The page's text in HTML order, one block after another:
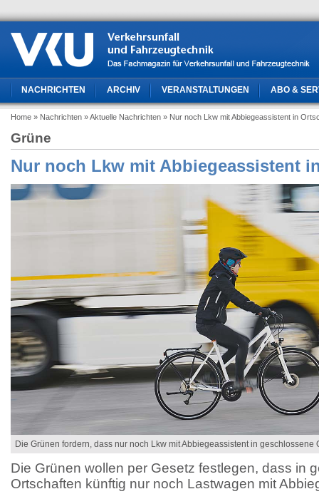
NACHRICHTEN ARCHIV VERANSTALTUNGEN ABO &
Home » Nachrichten » Aktuelle Nachrichten » Nur noch Lkw mit Abbiegeassistent in
Grüne
Nur noch Lkw mit Abbiegeassistent
Die Grünen fordern, dass nur noch Lkw mit Abbiegeassistent in geschlossene
Die Grünen wollen per Gesetz festlegen, dass in
Ortschaften künftig nur noch Lastwagen mit